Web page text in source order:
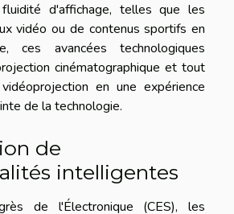
d'affichage, telles que les
vidéo ou de contenus sportifs en
ces avancées technologiques
cinématographique et tout
en une expérience
de la technologie.
de
intelligentes
de l'Électronique (CES), les